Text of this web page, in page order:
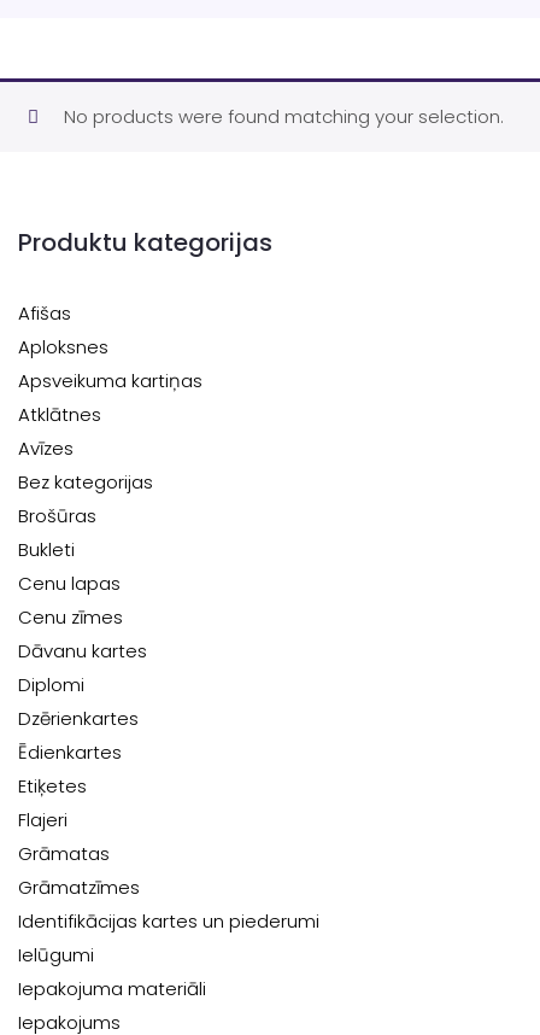
No products were found matching your selection.
Produktu kategorijas
Afišas
Aploksnes
Apsveikuma kartiņas
Atklātnes
Avīzes
Bez kategorijas
Brošūras
Bukleti
Cenu lapas
Cenu zīmes
Dāvanu kartes
Diplomi
Dzērienkartes
Ēdienkartes
Etiķetes
Flajeri
Grāmatas
Grāmatzīmes
Identifikācijas kartes un piederumi
Ielūgumi
Iepakojuma materiāli
Iepakojums